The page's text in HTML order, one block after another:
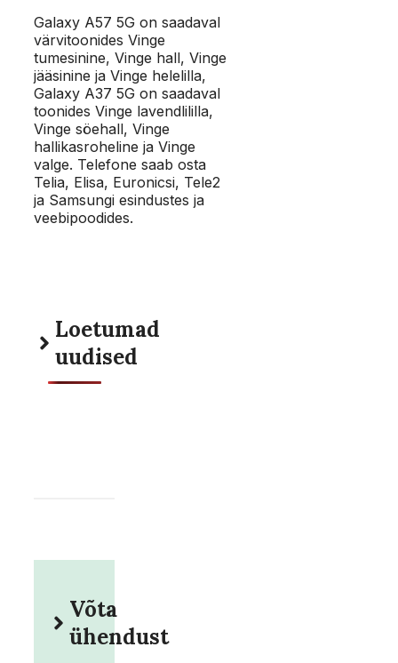
Galaxy A57 5G on saadaval
värvitoonides Vinge
tumesinine, Vinge hall, Vinge
jääsinine ja Vinge helelilla,
Galaxy A37 5G on saadaval
toonides Vinge lavendlililla,
Vinge söehall, Vinge
hallikasroheline ja Vinge
valge. Telefone saab osta
Telia, Elisa, Euronicsi, Tele2
ja Samsungi esindustes ja
veebipoodides.
Loetumad
uudised
Võta
ühendust